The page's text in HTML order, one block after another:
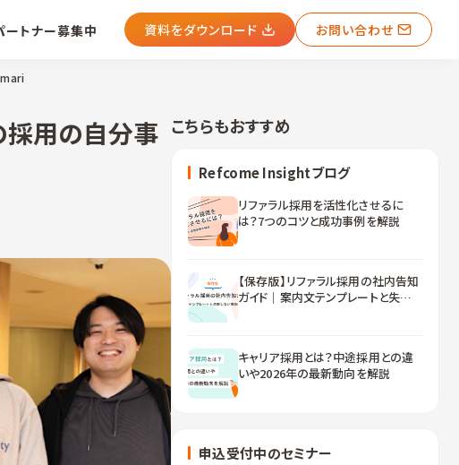
ートナー募集中 資料をダウンロード お問い合わせ
採用の自分事 こちらもおすすめ
Refcome Insightブログ
リファラル採用を活性化させるに
は？7つのコツと成功事例を解説
【保存版】リファラル採用の社内告知
ガイド｜案内文テンプレートと失敗し
キャリア採用とは？中途採用との違
いや2026年の最新動向を解説
申込受付中のセミナー